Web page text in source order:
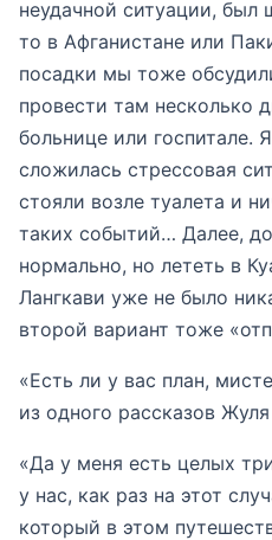
неудачной ситуации, был
то в Афганистане или
посадки мы тоже
провести там несколько
больнице или госпитале.
сложилась стрессовая
стояли возле туалета и
таких событий… Далее,
нормально, но лететь в
Лангкави уже не было
второй вариант тоже
«Есть ли у вас план,
из одного рассказов
«Да у меня есть целых
у нас, как раз на этот
который в этом